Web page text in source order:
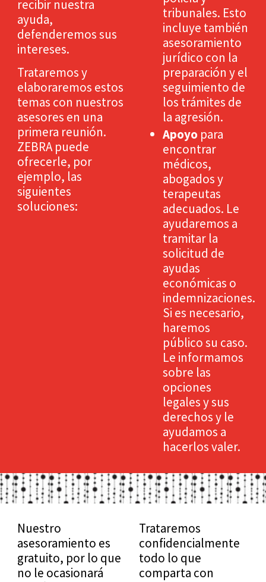
recibir nuestra
ayuda,
defenderemos sus
intereses.
Trataremos y
elaboraremos estos
temas con nuestros
asesores en una
primera reunión.
ZEBRA puede
ofrecerle, por
ejemplo, las
siguientes
soluciones:
tribunales. Esto
incluye también
asesoramiento
jurídico con la
preparación y el
seguimiento de
los trámites de
la agresión.
Apoyo para
encontrar
médicos,
abogados y
terapeutas
adecuados. Le
ayudaremos a
tramitar la
solicitud de
ayudas
económicas o
indemnizaciones.
Si es necesario,
haremos
público su caso.
Le informamos
sobre las
opciones
legales y sus
derechos y le
ayudamos a
hacerlos valer.
Nuestro
asesoramiento es
gratuito, por lo que
no le ocasionará
Trataremos
confidencialmente
todo lo que
comparta con